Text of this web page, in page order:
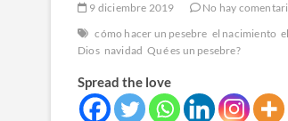
9 diciembre 2019
No hay
cómo hacer un pesebre el nacimiento
Dios navidad Qué es un pesebre?
Spread the love